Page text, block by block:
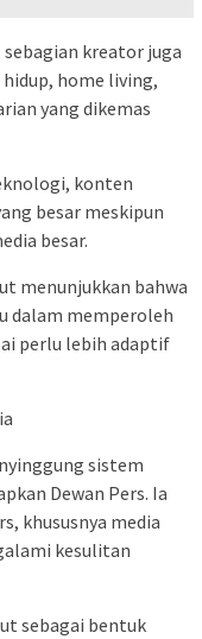
kreator juga
home living,
yang dikemas
konten
besar meskipun
besar.
menunjukkan bahwa
dalam memperoleh
perlu lebih adaptif
sistem
Dewan Pers. Ia
khususnya media
kesulitan
sebagai bentuk